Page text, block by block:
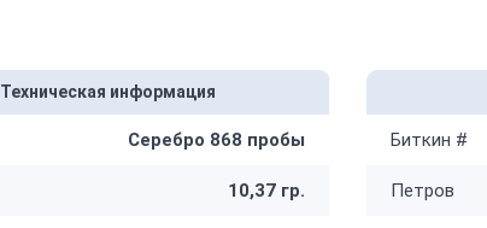
Техническая информация
Серебро 868 пробы
10,37 гр.
Биткин #
Петров